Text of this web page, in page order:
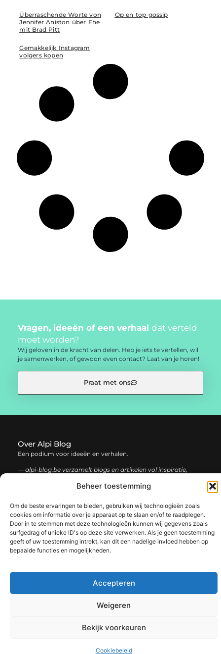
Beheer toestemming
Om de beste ervaringen te bieden, gebruiken wij technologieën zoals
cookies om informatie over je apparaat op te slaan en/of te raadplegen.
Door in te stemmen met deze technologieën kunnen wij gegevens zoals
surfgedrag of unieke ID's op deze site verwerken. Als je geen toestemming
geeft of uw toestemming intrekt, kan dit een nadelige invloed hebben op
bepaalde functies en mogelijkheden.
Accepteren
Weigeren
Bekijk voorkeuren
Cookiebeleid
Überraschende Worte von
Jennifer Aniston über Ehe
mit Brad Pitt
Op en top gossip
Gemakkelijk Instagram
volgers kopen
Vragen, ideeën of een verhaal dat verteld
moet worden?
Wij geloven in de kracht van delen. Heb je iets te vertellen, wil
je samenwerken, of gewoon even contact? Laat van je horen!
Praat met ons
Over Alpi Blog
Een podium voor ideeën en verhalen.
— alpi-blog.be verzamelt blogs en artikelen vol inspiratie,
verrassen door uiteenlopende content.
Onze
informatie
Bericht categorie
@2025 www.alpi-blog.be. All Right Reserved.​